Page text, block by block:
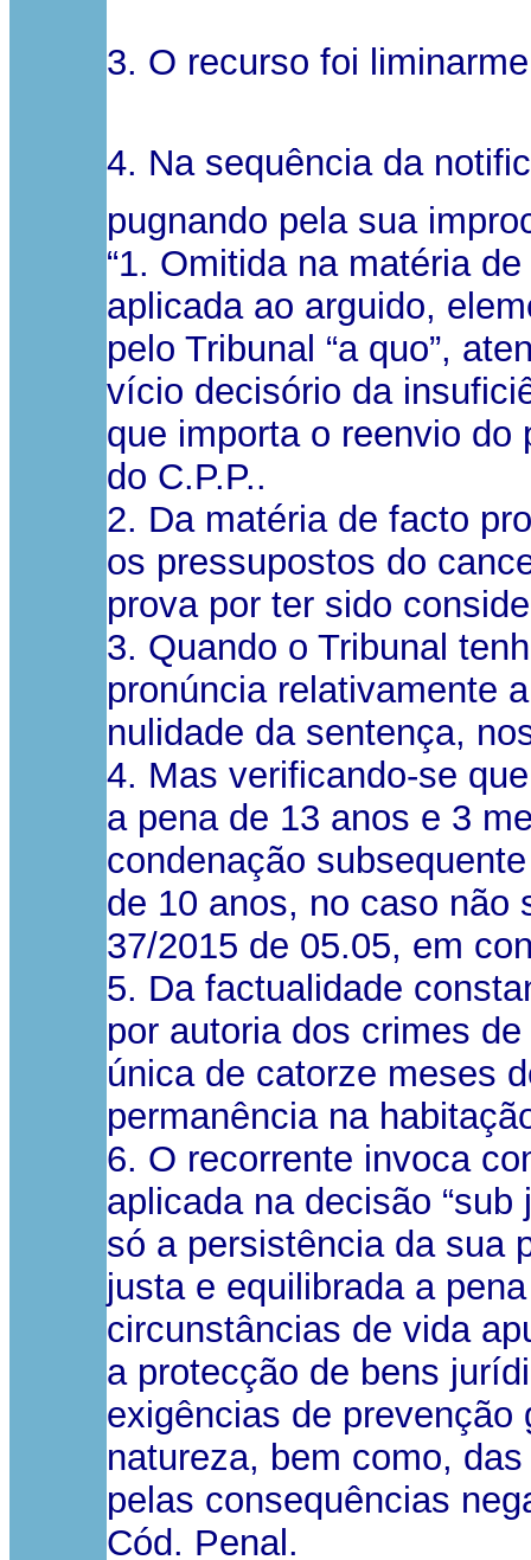
3. O recurso foi
4. Na sequência da
pugnando pela sua
“1. Omitida na matéria
aplicada ao arguido,
pelo Tribunal “a quo”,
vício decisório da
que importa o reenvio do
do C.P.P..
2. Da matéria de facto
os pressupostos do
prova por ter sido
3. Quando o Tribunal
pronúncia relativamente
nulidade da sentença,
4. Mas verificando-se
a pena de 13 anos e 3
condenação
de 10 anos, no caso não
37/2015 de 05.05, em
5. Da factualidade
por autoria dos crimes
única de catorze meses
permanência na
6. O recorrente invoca
aplicada na decisão
só a persistência da sua
justa e equilibrada a
circunstâncias de vida
a protecção de bens
exigências de
natureza, bem como,
pelas consequências
Cód. Penal.